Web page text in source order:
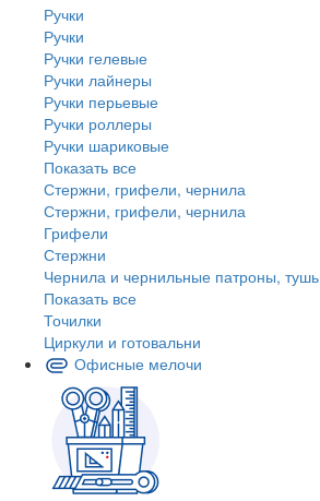
Ручки
Ручки
Ручки гелевые
Ручки лайнеры
Ручки перьевые
Ручки роллеры
Ручки шариковые
Показать все
Стержни, грифели, чернила
Стержни, грифели, чернила
Грифели
Стержни
Чернила и чернильные патроны, тушь
Показать все
Точилки
Циркули и готовальни
Офисные мелочи